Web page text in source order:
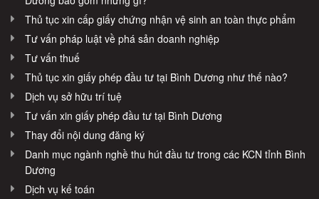
Thủ tục xin cấp giấy chứng nhận vệ sinh an toàn thực phẩm
Tư vấn pháp luật về phá sản doanh nghiệp
Tư vấn thuế
Thủ tục xin giấy phép đầu tư tại Bình Dương như thế nào?
Dịch vụ sở hữu trí tuệ
Tư vấn xin giấy phép đầu tư tại Bình Dương
Thay đổi nội dung đăng ký
Danh mục ngành nghề thu hút đầu tư trong các KCN tỉnh Bình
Dương
Dịch vụ kế toán